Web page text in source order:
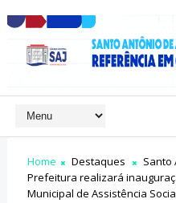
Home Destaques Santo
Prefeitura realizará
Municipal de Assistência